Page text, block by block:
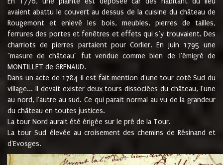
avaient abattu le couvert au dessus de la cuisine du château de
Rougemont et enlevé les bois, meubles, pierres de tailles,
ferrures des portes et fenêtres et effets qui s’y trouvaient. Des
charriots de pierres partaient pour Corlier. En juin 1795 une
"masure de château" fut vendue comme bien de l'émigré de
MONTILLET de GRENAUD.
Dans un acte de 1784 il est fait mention d'une tour coté Sud du
village... Il devait exister deux tours dissociées du château, l'une
au nord, l'autre au sud. Ce qui parait normal au vu de la grandeur
du château en toutes justices.
La tour Nord aurait été érigée sur le pré de la Tour.
La tour Sud élevée au croisement des chemins de Résinand et
d'Evosges.